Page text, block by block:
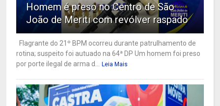
Homem é preso no Centro de São
João de Meriti com revólver raspado
Flagrante do 21º BPM ocorreu durante patrulhamento de
rotina; suspeito foi autuado na 64ª DP Um homem foi preso
por porte ilegal de arma d...
Leia Mais